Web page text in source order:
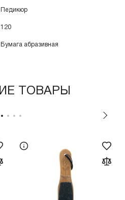
Педикюр
120
Бумага абразивная
ТОВАРЫ